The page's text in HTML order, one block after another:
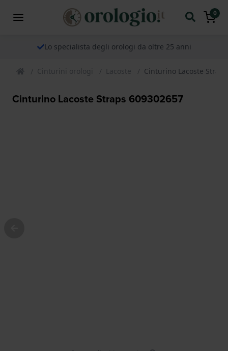
0
Lo specialista degli orologi da oltre 25 anni
Cinturini orologi Lacoste Cinturino Lacoste
Cinturino Lacoste Straps 609302657